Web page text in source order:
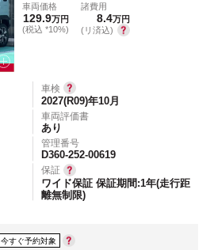
車両価格
129.9万円
(税込 *10%)
諸費用
8.4万円
(リ済込)
車検
2027(R09)年10月
車両評価書
あり
管理番号
D360-252-00619
保証
ワイド保証 保証期間:1年(走行距
離無制限)
今すぐ予約対象